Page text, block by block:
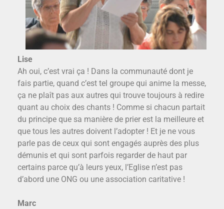
Lise
Ah oui, c’est vrai ça ! Dans la communauté dont je
fais partie, quand c’est tel groupe qui anime la messe,
ça ne plaît pas aux autres qui trouve toujours à redire
quant au choix des chants ! Comme si chacun partait
du principe que sa manière de prier est la meilleure et
que tous les autres doivent l’adopter ! Et je ne vous
parle pas de ceux qui sont engagés auprès des plus
démunis et qui sont parfois regarder de haut par
certains parce qu’à leurs yeux, l’Eglise n’est pas
d’abord une ONG ou une association caritative !
Marc